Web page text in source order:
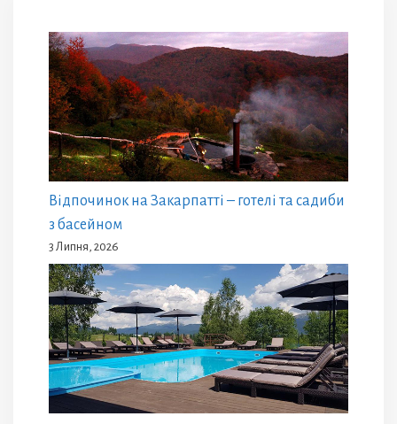
Відпочинок на Закарпатті – готелі та садиби
з басейном
3 Липня, 2026